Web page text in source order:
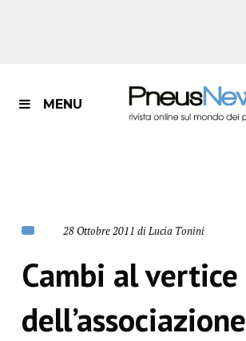
MENU
28 Ottobre 2011 di Lucia Tonini
Cambi al vertice
dell’associazione